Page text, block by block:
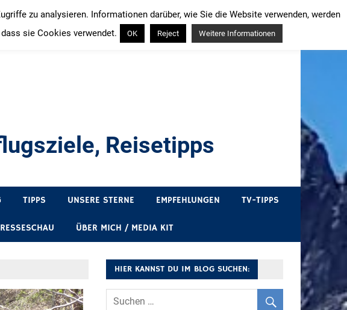
Reisetipps
TIPPS UNSERE STERNE EMPFEHLUNGEN TV-TIPPS
ÜBER MICH / MEDIA KIT
HIER KANNST DU IM BLOG SUCHEN:
zu analysieren. Informationen darüber, wie Sie die Website verwenden, werden
sie Cookies verwendet.
OK Reject Weitere Informationen